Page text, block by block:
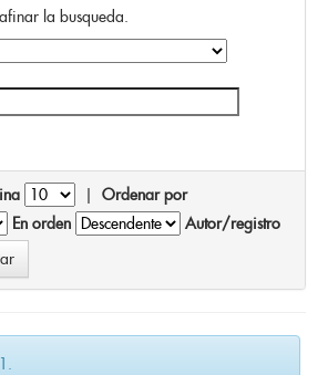
la busqueda.
| Ordenar por
En orden
Autor/registro